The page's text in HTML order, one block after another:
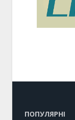
ПОПУЛЯРНІ